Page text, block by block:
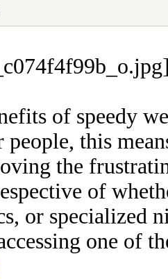
of speedy
this
the
of
or specialized
one of